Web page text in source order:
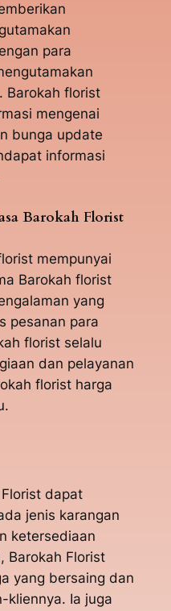
para
Barokah florist
mengenai
bunga update
informasi
Barokah Florist
mempunyai
Barokah florist
yang
pesanan para
florist selalu
dan pelayanan
florist harga
dapat
jenis karangan
ketersediaan
Barokah Florist
yang bersaing dan
kliennya. Ia juga